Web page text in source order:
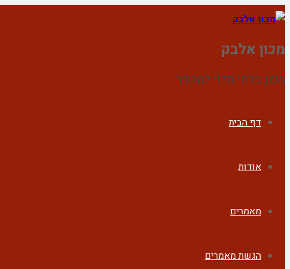
מכון אלבק
מכון בלתי תלוי למחקר
דף הבית
אודות
מאמרים
הגשת מאמרים